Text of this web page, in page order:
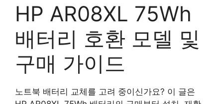
HP AR08XL 75Wh
배터리 호환 모델 및
구매 가이드
노트북 배터리 교체를 고려 중이신가요? 이 글은